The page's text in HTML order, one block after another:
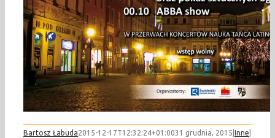
Bartosz Łabuda2015-12-17T12:32:24+01:0031 grudnia, 2015 Inne